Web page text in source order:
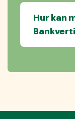
Hur kan